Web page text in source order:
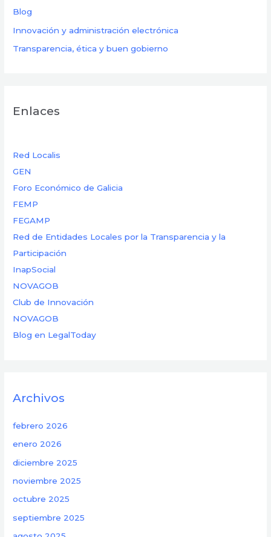
Blog
Innovación y administración electrónica
Transparencia, ética y buen gobierno
Enlaces
Red Localis
GEN
Foro Económico de Galicia
FEMP
FEGAMP
Red de Entidades Locales por la Transparencia y la
Participación
InapSocial
NOVAGOB
Club de Innovación
NOVAGOB
Blog en LegalToday
Archivos
febrero 2026
enero 2026
diciembre 2025
noviembre 2025
octubre 2025
septiembre 2025